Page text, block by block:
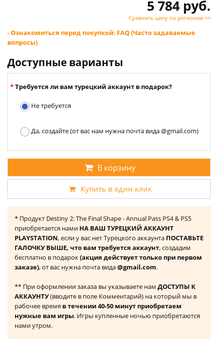
5 784 руб.
Сравнить цену по регионам >>
- Ознакомиться перед покупкой: FAQ (Часто задаваемые
вопросы)
Доступные варианты
Требуется ли вам турецкий аккаунт в подарок?
Не требуется
Да, создайте (от вас нам нужна почта вида @gmail.com)
В корзину
Купить в один клик
* Продукт Destiny 2: The Final Shape - Annual Pass PS4 & PS5
приобретается нами НА ВАШ ТУРЕЦКИЙ АККАУНТ
PLAYSTATION, если у вас нет Турецкого аккаунта ПОСТАВЬТЕ
ГАЛОЧКУ ВЫШЕ, что вам требуется аккаунт, создадим
бесплатно в подарок(акция действует только при первом
заказе), от вас нужна почта вида@gmail.com.
** При оформлении заказа вы указываете нам ДОСТУПЫ К
АККАУНТУ(вводите в поле Комментарий) на который мы в
рабочее время в течении 40-50 минут приобретаем
нужные вам игры. Игры купленные ночью приобретаются
нами утром.